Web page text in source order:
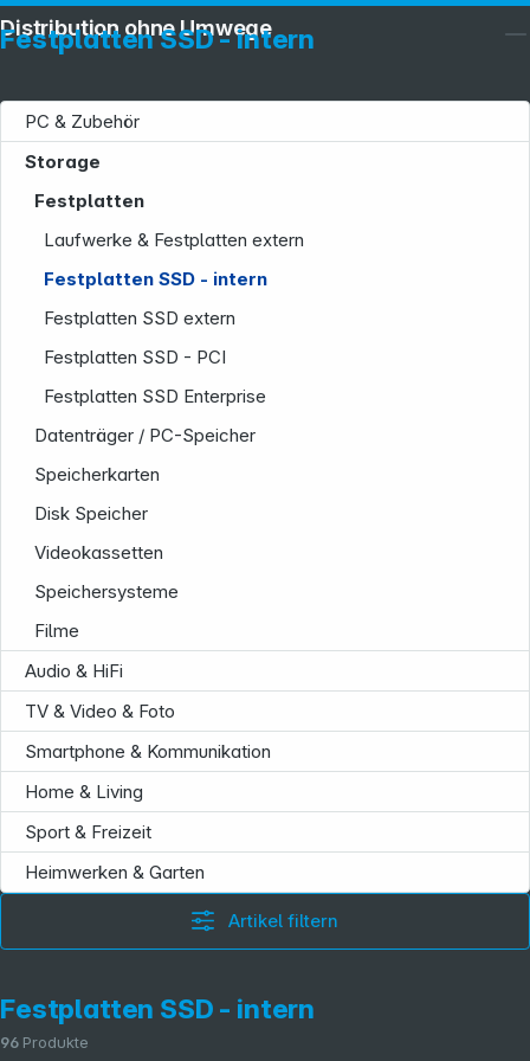
Festplatten SSD - intern
PC & Zubehör
Storage
Festplatten
Laufwerke & Festplatten extern
Festplatten SSD - intern
Festplatten SSD extern
Festplatten SSD - PCI
Festplatten SSD Enterprise
Datenträger / PC-Speicher
Speicherkarten
Disk Speicher
Videokassetten
Speichersysteme
Filme
Audio & HiFi
TV & Video & Foto
Smartphone & Kommunikation
Home & Living
Sport & Freizeit
Heimwerken & Garten
Artikel filtern
Festplatten SSD - intern
96 Produkte
Distribution ohne Umwege
Service